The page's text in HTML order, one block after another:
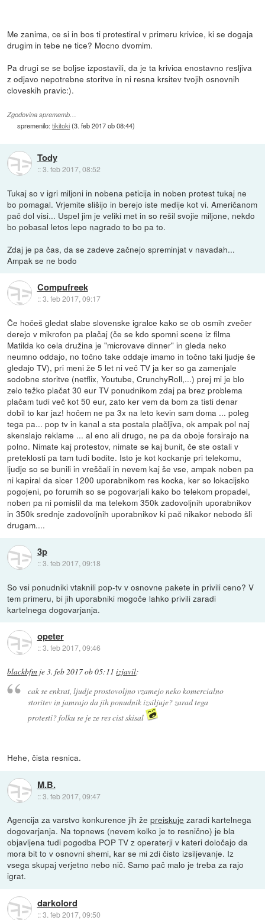
Me zanima, ce si in bos ti protestiral v primeru krivice, ki se dogaja
drugim in tebe ne tice? Mocno dvomim.
Pa drugi se se boljse izpostavili, da je ta krivica enostavno resljiva
z odjavo nepotrebne storitve in ni resna krsitev tvojih osnovnih
cloveskih pravic:).
Zgodovina sprememb…
spremenilo:tikitoki(3. feb 2017 ob 08:44)
Tody
::3. feb 2017, 08:52
Tukaj so v igri miljoni in nobena peticija in noben protest tukaj ne
bo pomagal. Vrjemite slišijo in berejo iste medije kot vi. Američanom
pač dol visi... Uspel jim je veliki met in so rešil svojie miljone, nekdo
bo pobasal letos lepo nagrado to bo pa to.
Zdaj je pa čas, da se zadeve začnejo spreminjat v navadah...
Ampak se ne bodo
Compufreek
::3. feb 2017, 09:17
Če hočeš gledat slabe slovenske igralce kako se ob osmih zvečer
derejo v mikrofon pa plačaj (če se kdo spomni scene iz filma
Matilda ko cela družina je "microvave dinner" in gleda neko
neumno oddajo, no točno take oddaje imamo in točno taki ljudje še
gledajo TV), pri meni že 5 let ni več TV ja ker so ga zamenjale
sodobne storitve (netflix, Youtube, CrunchyRoll,...) prej mi je blo
zelo težko plačat 30 eur TV ponudnikom zdaj pa brez problema
plačam tudi več kot 50 eur, zato ker vem da bom za tisti denar
dobil to kar jaz! hočem ne pa 3x na leto kevin sam doma ... poleg
tega pa... pop tv in kanal a sta postala plačljiva, ok ampak pol naj
skenslajo reklame ... al eno ali drugo, ne pa da oboje forsirajo na
polno. Nimate kaj protestov, nimate se kaj bunit, če ste ostali v
preteklosti pa tam tudi bodite. Isto je kot kockanje pri telekomu,
ljudje so se bunili in vreščali in nevem kaj še vse, ampak noben pa
ni kapiral da sicer 1200 uporabnikom res kocka, ker so lokacijsko
pogojeni, po forumih so se pogovarjali kako bo telekom propadel,
noben pa ni pomislil da ma telekom 350k zadovoljnih uporabnikov
in 350k srednje zadovoljnih uporabnikov ki pač nikakor nebodo šli
drugam....
3p
::3. feb 2017, 09:18
So vsi ponudniki vtaknili pop-tv v osnovne pakete in privili ceno? V
tem primeru, bi jih uporabniki mogoče lahko privili zaradi
kartelnega dogovarjanja.
opeter
::3. feb 2017, 09:46
blackbfm je3. feb 2017 ob 05:11 izjavil:
cak se enkrat, ljudje prostovoljno vzamejo neko komercialno
storitev in jamrajo da jih ponudnik izsiljuje? zarad tega
protesti? folku se je ze res cist skisal
Hehe, čista resnica.
M.B.
::3. feb 2017, 09:47
Agencija za varstvo konkurence jih žepreiskuje zaradi kartelnega
dogovarjanja. Na topnews (nevem kolko je to resnično) je bla
objavljena tudi pogodba POP TV z operaterji v kateri določajo da
mora bit to v osnovni shemi, kar se mi zdi čisto izsiljevanje. Iz
vsega skupaj verjetno nebo nič. Samo pač malo je treba za rajo
igrat.
darkolord
::3. feb 2017, 09:50